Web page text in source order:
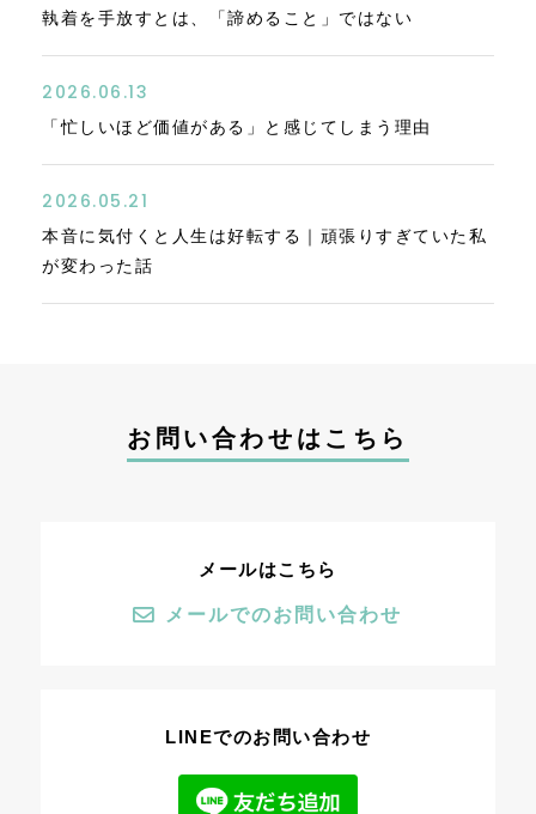
執着を手放すとは、「諦めること」ではない
2026.06.13
「忙しいほど価値がある」と感じてしまう理由
2026.05.21
本音に気付くと人生は好転する｜頑張りすぎていた私
が変わった話
お問い合わせはこちら
メールはこちら
メールでのお問い合わせ
LINEでのお問い合わせ